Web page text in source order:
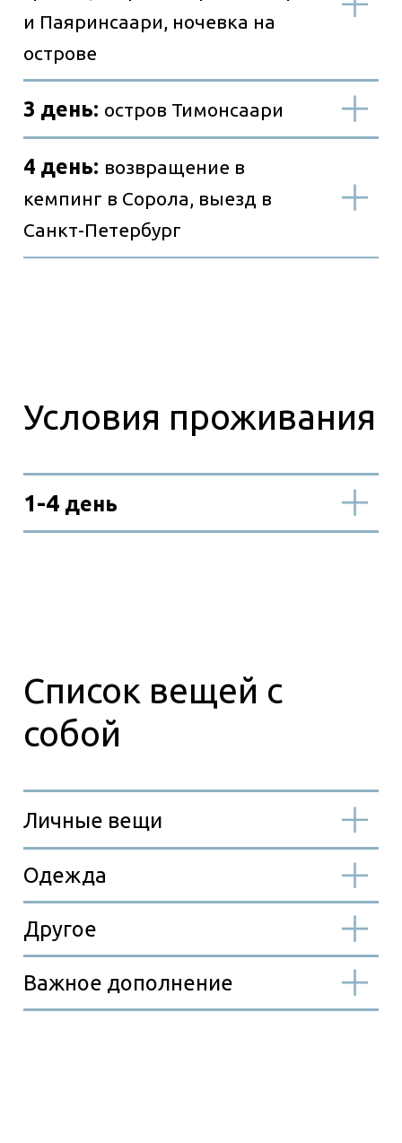
Информация по
билетам
Старт программы
Завершение программы
Входит в стоимость